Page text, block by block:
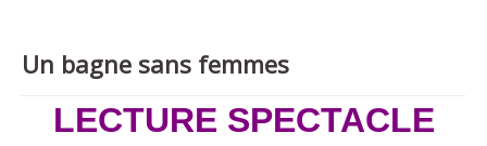
Un bagne sans femmes
LECTURE SPECTACLE